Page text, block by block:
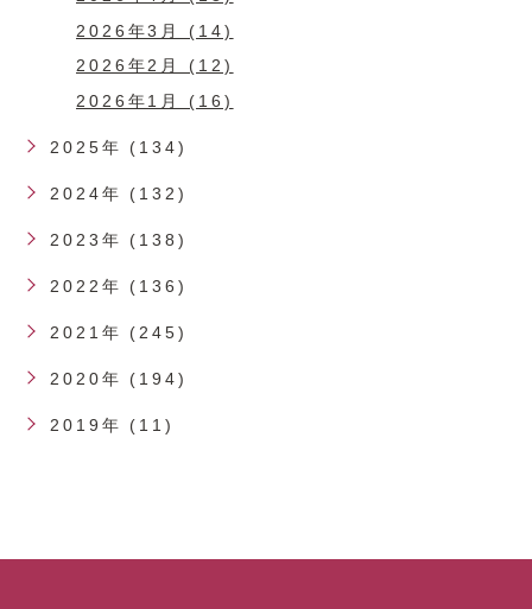
2026年3月 (14)
2026年2月 (12)
2026年1月 (16)
2025年 (134)
2024年 (132)
2023年 (138)
2022年 (136)
2021年 (245)
2020年 (194)
2019年 (11)